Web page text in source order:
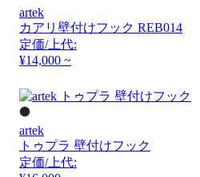
artek
カアリ壁付けフック REB014
定価/上代:
¥14,000 ~
artek
トゥプラ 壁付けフック
定価/上代: